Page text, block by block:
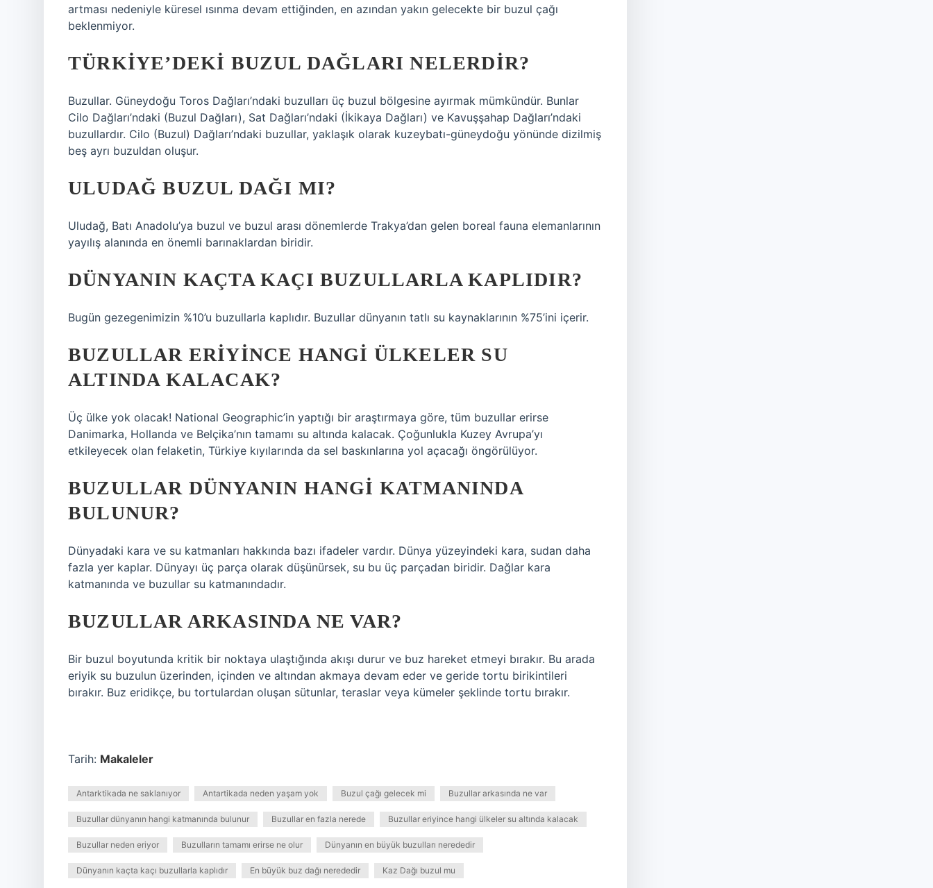
artması nedeniyle küresel ısınma devam ettiğinden, en azından yakın gelecekte bir buzul çağı
beklenmiyor.
TÜRKIYE’DEKI BUZUL DAĞLARI NELERDIR?
Buzullar. Güneydoğu Toros Dağları’ndaki buzulları üç buzul bölgesine ayırmak mümkündür. Bunlar
Cilo Dağları’ndaki (Buzul Dağları), Sat Dağları’ndaki (İkikaya Dağları) ve Kavuşşahap Dağları’ndaki
buzullardır. Cilo (Buzul) Dağları’ndaki buzullar, yaklaşık olarak kuzeybatı-güneydoğu yönünde dizilmiş
beş ayrı buzuldan oluşur.
ULUDAĞ BUZUL DAĞI MI?
Uludağ, Batı Anadolu’ya buzul ve buzul arası dönemlerde Trakya’dan gelen boreal fauna elemanlarının
yayılış alanında en önemli barınaklardan biridir.
DÜNYANIN KAÇTA KAÇI BUZULLARLA KAPLIDIR?
Bugün gezegenimizin %10’u buzullarla kaplıdır. Buzullar dünyanın tatlı su kaynaklarının %75’ini içerir.
BUZULLAR ERIYINCE HANGI ÜLKELER SU
ALTINDA KALACAK?
Üç ülke yok olacak! National Geographic’in yaptığı bir araştırmaya göre, tüm buzullar erirse
Danimarka, Hollanda ve Belçika’nın tamamı su altında kalacak. Çoğunlukla Kuzey Avrupa’yı
etkileyecek olan felaketin, Türkiye kıyılarında da sel baskınlarına yol açacağı öngörülüyor.
BUZULLAR DÜNYANIN HANGI KATMANINDA
BULUNUR?
Dünyadaki kara ve su katmanları hakkında bazı ifadeler vardır. Dünya yüzeyindeki kara, sudan daha
fazla yer kaplar. Dünyayı üç parça olarak düşünürsek, su bu üç parçadan biridir. Dağlar kara
katmanında ve buzullar su katmanındadır.
BUZULLAR ARKASINDA NE VAR?
Bir buzul boyutunda kritik bir noktaya ulaştığında akışı durur ve buz hareket etmeyi bırakır. Bu arada
eriyik su buzulun üzerinden, içinden ve altından akmaya devam eder ve geride tortu birikintileri
bırakır. Buz eridikçe, bu tortulardan oluşan sütunlar, teraslar veya kümeler şeklinde tortu bırakır.
Tarih: Makaleler
Antarktikada ne saklanıyor Antartikada neden yaşam yok Buzul çağı gelecek mi Buzullar arkasında ne var
Buzullar dünyanın hangi katmanında bulunur Buzullar en fazla nerede Buzullar eriyince hangi ülkeler su altında kalacak
Buzullar neden eriyor Buzulların tamamı erirse ne olur Dünyanın en büyük buzulları nerededir
Dünyanın kaçta kaçı buzullarla kaplıdır En büyük buz dağı nerededir Kaz Dağı buzul mu